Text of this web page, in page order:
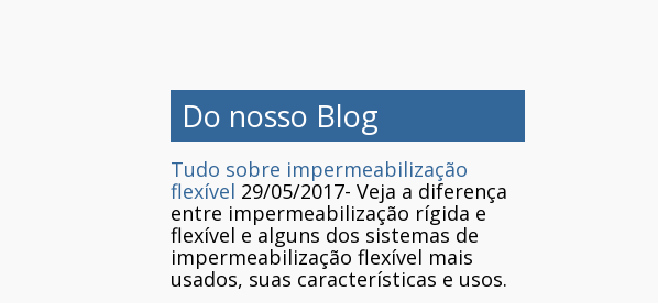
Do nosso Blog
Tudo sobre impermeabilização
flexível 29/05/2017- Veja a diferença
entre impermeabilização rígida e
flexível e alguns dos sistemas de
impermeabilização flexível mais
usados, suas características e usos.